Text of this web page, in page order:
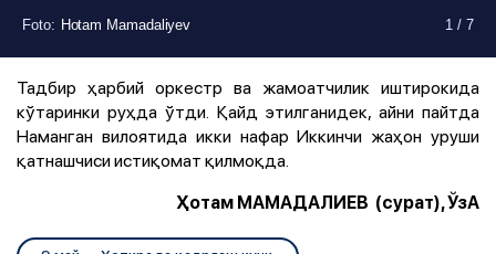
Foto: Hotam Mamadaliyev 1 /7
Foto: Hotam Mamadaliyev 1 /7
Foto: Hotam Mamadaliyev 1 /7
Foto: Hotam Mamadaliyev 1 /7
Foto: Hotam Mamadaliyev 1 /7
Foto: Hotam Mamadaliyev 1 /7
Foto: Hotam Mamadaliyev 1 /7
Тадбир ҳарбий оркестр ва жамоатчилик иштирокида
кўтаринки руҳда ўтди. Қайд этилганидек, айни пайтда
Наманган вилоятида икки нафар Иккинчи жаҳон уруши
қатнашчиси истиқомат қилмоқда.
Ҳотам МАМАДАЛИЕВ (сурат), ЎзА